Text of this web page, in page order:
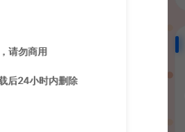
请勿商用
后24小时内删除